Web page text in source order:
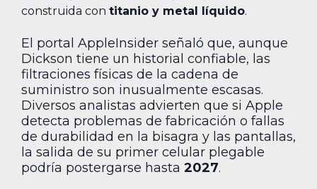
construida con titanio y metal líquido.
El portal AppleInsider señaló que, aunque
Dickson tiene un historial confiable, las
filtraciones físicas de la cadena de
suministro son inusualmente escasas.
Diversos analistas advierten que si Apple
detecta problemas de fabricación o fallas
de durabilidad en la bisagra y las pantallas,
la salida de su primer celular plegable
podría postergarse hasta 2027.